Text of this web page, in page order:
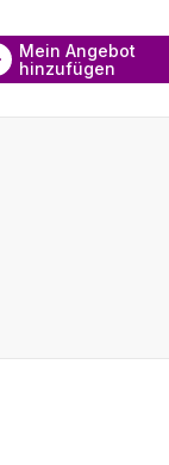
Mein Angebot
hinzufügen